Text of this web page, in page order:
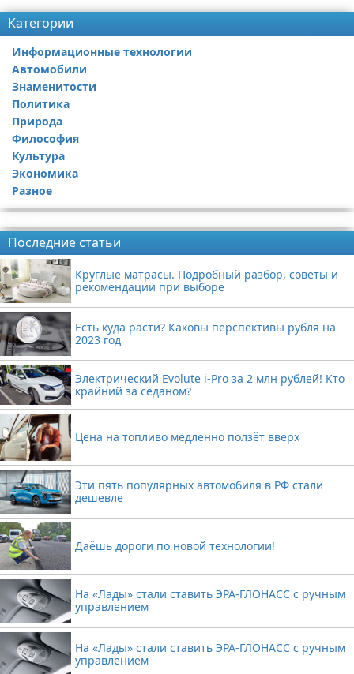
Категории
Информационные технологии
Автомобили
Знаменитости
Политика
Природа
Философия
Культура
Экономика
Разное
Последние статьи
Круглые матрасы. Подробный разбор, советы и
рекомендации при выборе
Есть куда расти? Каковы перспективы рубля на
2023 год
Электрический Evolute i-Pro за 2 млн рублей! Кто
крайний за седаном?
Цена на топливо медленно ползёт вверх
Эти пять популярных автомобиля в РФ стали
дешевле
Даёшь дороги по новой технологии!
На «Лады» стали ставить ЭРА-ГЛОНАСС с ручным
управлением
На «Лады» стали ставить ЭРА-ГЛОНАСС с ручным
управлением